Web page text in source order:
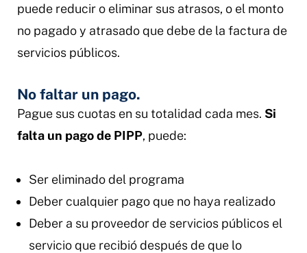
puede reducir o eliminar sus atrasos, o el monto
no pagado y atrasado que debe de la factura de
servicios públicos.
No faltar un pago.
Pague sus cuotas en su totalidad cada mes. Si
falta un pago de PIPP, puede:
Ser eliminado del programa
Deber cualquier pago que no haya realizado
Deber a su proveedor de servicios públicos el
servicio que recibió después de que lo